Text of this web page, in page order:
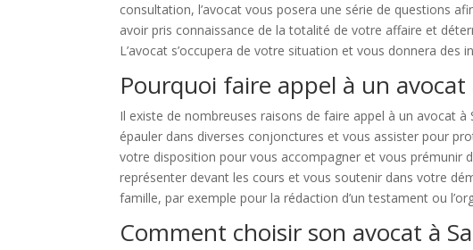
consultation, l’avocat vous posera une série de questions
avoir pris connaissance de la totalité de votre affaire et
L’avocat s’occupera de votre situation et vous donnera des
Pourquoi faire appel à un avocat
Il existe de nombreuses raisons de faire appel à un avocat à
épauler dans diverses conjonctures et vous assister pour
votre disposition pour vous accompagner et vous prémunir
représenter devant les cours et vous soutenir dans votre
famille, par exemple pour la rédaction d’un testament ou
Comment choisir son avocat à